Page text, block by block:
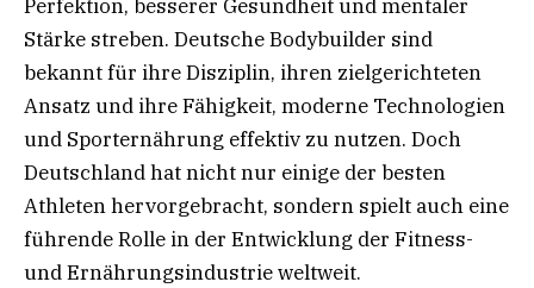
Perfektion, besserer Gesundheit und mentaler
Stärke streben. Deutsche Bodybuilder sind
bekannt für ihre Disziplin, ihren zielgerichteten
Ansatz und ihre Fähigkeit, moderne Technologien
und Sporternährung effektiv zu nutzen. Doch
Deutschland hat nicht nur einige der besten
Athleten hervorgebracht, sondern spielt auch eine
führende Rolle in der Entwicklung der Fitness-
und Ernährungsindustrie weltweit.